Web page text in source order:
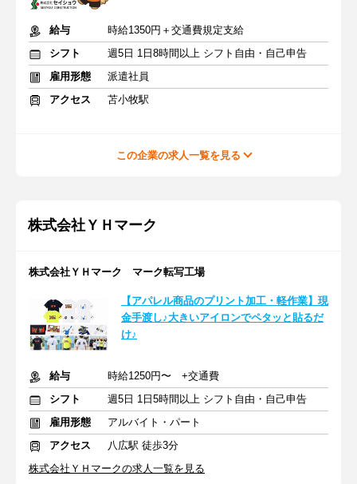
給与
時給1350円＋交通費規定支給
シフト
週5日 1日8時間以上 シフト自由・自己申告
雇用形態
派遣社員
アクセス
苫小牧駅
この企業の求人一覧を見る
株式会社ＹＨマーク
株式会社ＹＨマーク マーク転写工場
【アパレル商品のプリント加工・軽作業】現
金手渡し♪大きいアイロンでペタッと貼るだ
け♪
給与
時給1250円〜 +交通費
シフト
週5日 1日5時間以上 シフト自由・自己申告
雇用形態
アルバイト・パート
アクセス
八広駅 徒歩3分
株式会社ＹＨマークの求人一覧を見る